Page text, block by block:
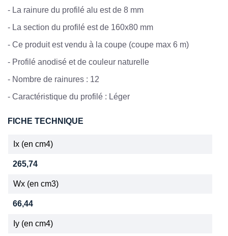
- La rainure du profilé alu est de 8 mm
- La section du profilé est de 160x80 mm
- Ce produit est vendu à la coupe (coupe max 6 m)
- Profilé anodisé et de couleur naturelle
- Nombre de rainures : 12
- Caractéristique du profilé : Léger
FICHE TECHNIQUE
Ix (en cm4)
265,74
Wx (en cm3)
66,44
Iy (en cm4)